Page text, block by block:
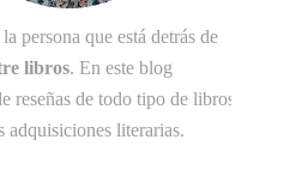
la persona que está detrás de
libros. En este blog
reseñas de todo tipo de libros
adquisiciones literarias.